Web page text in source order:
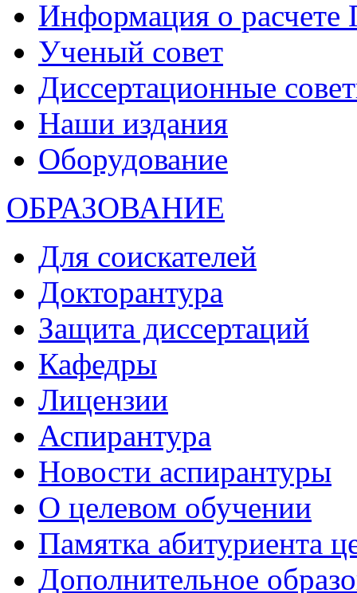
Информация о
Ученый совет
Диссертационные
Наши издания
Оборудование
ОБРАЗОВАНИЕ
Для соискателей
Докторантура
Защита диссертаций
Кафедры
Лицензии
Аспирантура
Новости аспирантуры
О целевом обучении
Памятка абитуриента
Дополнительное